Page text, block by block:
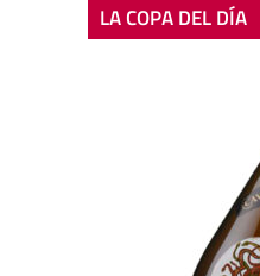
LA COPA DEL DÍA